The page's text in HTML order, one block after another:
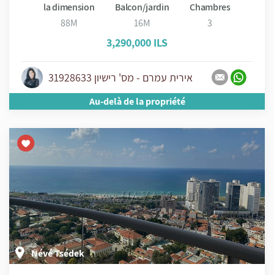
la dimension
88M
Balcon/jardin
16M
Chambres
3
3,290,000 ILS
אירית עמרם - מס' רישיון 31928633
Au-delà de la propriété
Névé Tsédek